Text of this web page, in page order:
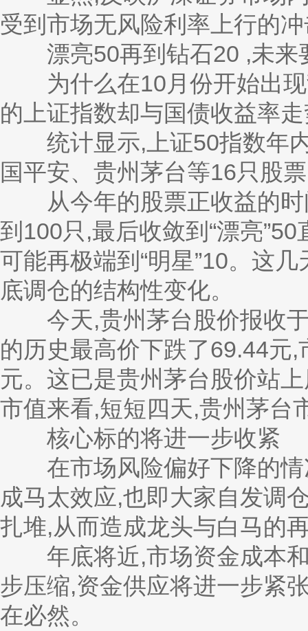
受到市场无风险利率上行的
漂亮50再到钻石20 ,未来
为什么在10月份开始出现
的上证指数却与国债收益率
统计显示,上证50指数年内
国平安、贵州茅台等16只股
从今年的股票正收益的时
到100只,最后收敛到“漂亮
可能再极端到“明星”10。这
底调仓的结构性变化。
今天,贵州茅台股价报收于
的历史最高价下跌了69.44元
元。这已是贵州茅台股价站
市值来看,短短四天,贵州茅台
核心标的将进一步收紧
在市场风险偏好下降的情
成马太效应,也即大家自发调
扎堆,从而造成龙头与白马的
年底将近,市场资金成本和
步压缩,资金供应将进一步紧
在必然。